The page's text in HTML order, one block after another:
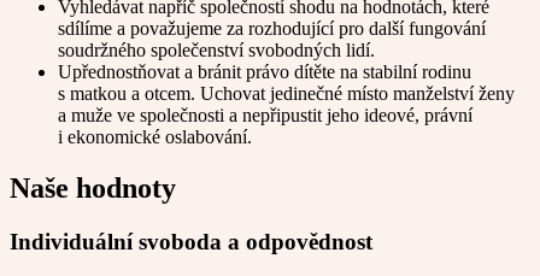
Vyhledávat napříč společností shodu na hodnotách, které
sdílíme a považujeme za rozhodující pro další fungování
soudržného společenství svobodných lidí.
Upřednostňovat a bránit právo dítěte na stabilní rodinu
s matkou a otcem. Uchovat jedinečné místo manželství ženy
a muže ve společnosti a nepřipustit jeho ideové, právní
i ekonomické oslabování.
Naše hodnoty
Individuální svoboda a odpovědnost